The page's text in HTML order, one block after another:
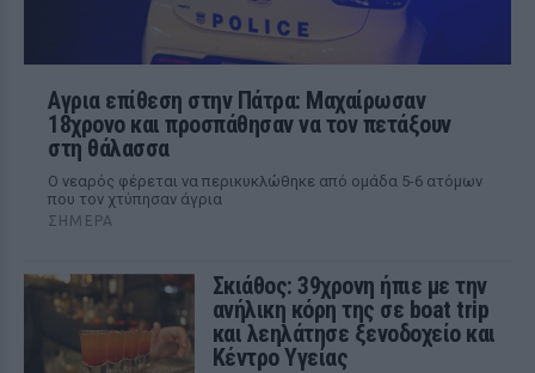
Αγρια επίθεση στην Πάτρα: Μαχαίρωσαν
18χρονο και προσπάθησαν να τον πετάξουν
στη θάλασσα
Ο νεαρός φέρεται να περικυκλώθηκε από ομάδα 5-6 ατόμων
που τον χτύπησαν άγρια
ΣΉΜΕΡΑ
Σκιάθος: 39χρονη ήπιε με την
ανήλικη κόρη της σε boat trip
και λεηλάτησε ξενοδοχείο και
Κέντρο Υγείας